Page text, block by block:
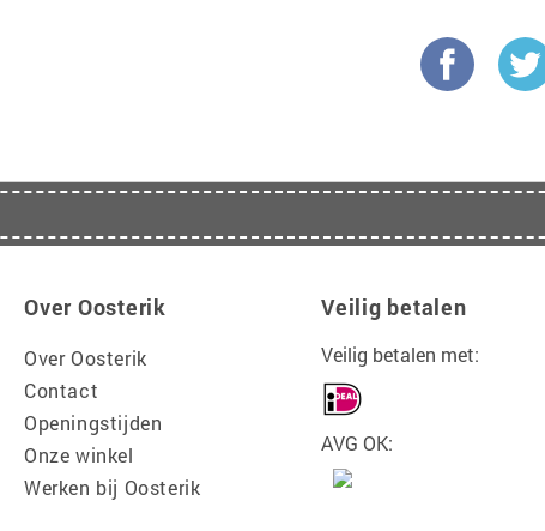
Over Oosterik
Over Oosterik
Contact
Openingstijden
Onze winkel
Werken bij Oosterik
Veilig betalen
Veilig betalen met:
AVG OK: